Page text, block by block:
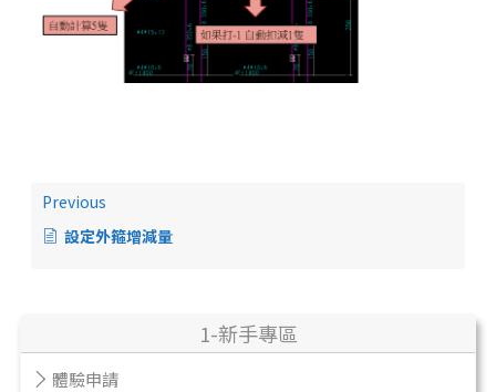
1-新手專區
體驗申請
Previous
設定外箍增減量